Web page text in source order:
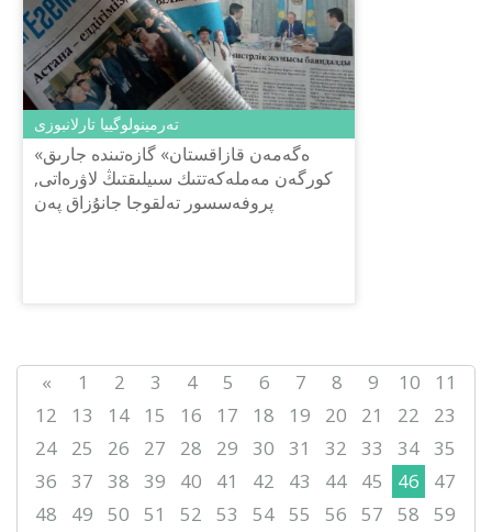
تەرمينولوگييا تارلانبوزى
«ەگەمەن قازاقستان» گازەتىندە جارىق
كورگەن مەملەكەتتىك سىيلىقتىڭ لاۋرەاتى,
پروفەسسور تەلقوجا جانۇزاق پەن
« 1 2 3 4 5 6 7 8 9 10
11
12
13 14 15 16 17 18 19 20 21 22
23
24
25 26 27 28 29 30 31 32 33 34 35
36
37 38 39 40 41 42 43 44 45 46
47
48
49 50 51 52 53 54 55 56 57 58
59